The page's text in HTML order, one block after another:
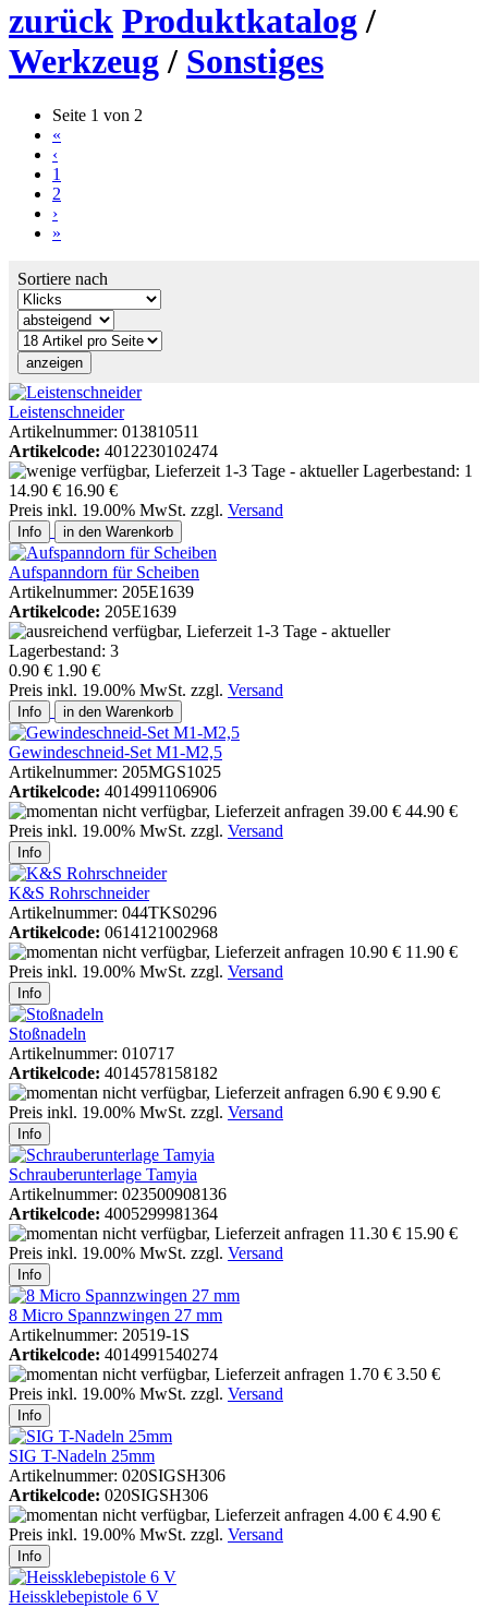
zurück Produktkatalog/
Werkzeug/ Sonstiges
Seite 1 von 2
«
‹
1
2
›
»
Sortiere nach
Leistenschneider
Artikelnummer: 013810511
Artikelcode: 4012230102474
14.90 € 16.90 €
Preis inkl. 19.00% MwSt. zzgl. Versand
Info in den Warenkorb
Aufspanndorn für Scheiben
Artikelnummer: 205E1639
Artikelcode: 205E1639
0.90 € 1.90 €
Preis inkl. 19.00% MwSt. zzgl. Versand
Info in den Warenkorb
Gewindeschneid-Set M1-M2,5
Artikelnummer: 205MGS1025
Artikelcode: 4014991106906
39.00 € 44.90 €
Preis inkl. 19.00% MwSt. zzgl. Versand
Info
K&S Rohrschneider
Artikelnummer: 044TKS0296
Artikelcode: 0614121002968
10.90 € 11.90 €
Preis inkl. 19.00% MwSt. zzgl. Versand
Info
Stoßnadeln
Artikelnummer: 010717
Artikelcode: 4014578158182
6.90 € 9.90 €
Preis inkl. 19.00% MwSt. zzgl. Versand
Info
Schrauberunterlage Tamyia
Artikelnummer: 023500908136
Artikelcode: 4005299981364
11.30 € 15.90 €
Preis inkl. 19.00% MwSt. zzgl. Versand
Info
8 Micro Spannzwingen 27 mm
Artikelnummer: 20519-1S
Artikelcode: 4014991540274
1.70 € 3.50 €
Preis inkl. 19.00% MwSt. zzgl. Versand
Info
SIG T-Nadeln 25mm
Artikelnummer: 020SIGSH306
Artikelcode: 020SIGSH306
4.00 € 4.90 €
Preis inkl. 19.00% MwSt. zzgl. Versand
Info
Heissklebepistole 6 V